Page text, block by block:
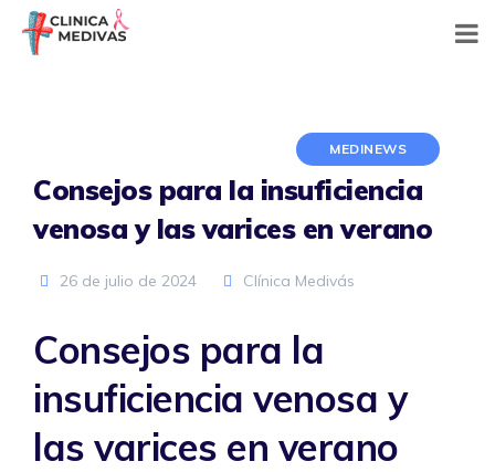
Skip
MEDINEWS
Consejos para la insuficiencia
venosa y las varices en verano
26 de julio de 2024 Clínica Medivás
Consejos para la
insuficiencia venosa y
las varices en verano